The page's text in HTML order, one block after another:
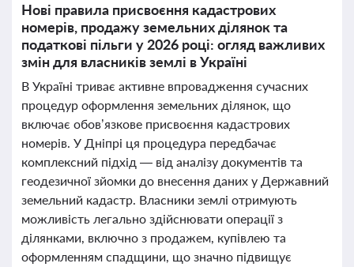
Нові правила присвоєння кадастрових
номерів, продажу земельних ділянок та
податкові пільги у 2026 році: огляд важливих
змін для власників землі в Україні
В Україні триває активне впровадження сучасних
процедур оформлення земельних ділянок, що
включає обов’язкове присвоєння кадастрових
номерів. У Дніпрі ця процедура передбачає
комплексний підхід — від аналізу документів та
геодезичної зйомки до внесення даних у Державний
земельний кадастр. Власники землі отримують
можливість легально здійснювати операції з
ділянками, включно з продажем, купівлею та
оформленням спадщини, що значно підвищує